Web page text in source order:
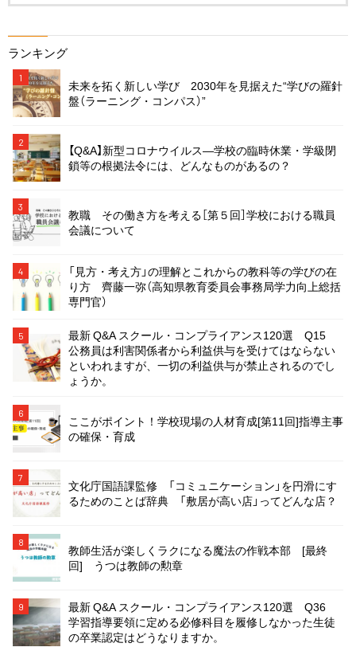
ランキング
1
未来を拓く新しい学び 2030年を見据えた“学びの羅針
盤（ラーニング・コンパス）”
2
【Q&A】新型コロナウイルス―学校の臨時休業・学級閉
鎖等の根拠法令には、どんなものがあるの？
3
教職 その働き方を考える［第５回］学校における職員
会議について
4
「見方・考え方」の理解とこれからの教科等の学びの在
り方 齊藤一弥（高知県教育委員会事務局学力向上総括
専門官）
5
最新 Q&A スクール・コンプライアンス120選 Q15
公務員は利害関係者から利益供与を受けてはならない
といわれますが、一切の利益供与が禁止されるのでし
ょうか。
6
ここがポイント！学校現場の人材育成[第11回]指導主事
の確保・育成
7
文化庁国語課監修 「コミュニケーション」を円滑にす
るためのことば辞典 「敷居が高い店」ってどんな店？
8
教師生活が楽しくラクになる魔法の作戦本部 [最終
回] うつは教師の勲章
9
最新 Q&A スクール・コンプライアンス120選 Q36
学習指導要領に定める必修科目を履修しなかった生徒
の卒業認定はどうなりますか。